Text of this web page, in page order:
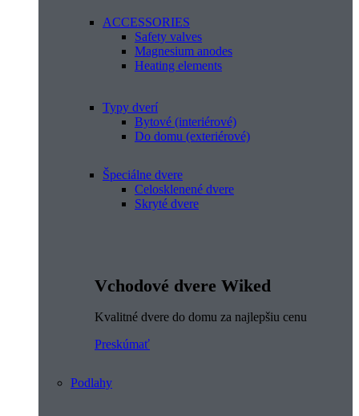
ACCESSORIES
Safety valves
Magnesium anodes
Heating elements
Typy dverí
Bytové (interiérové)
Do domu (exteriérové)
Špeciálne dvere
Celosklenené dvere
Skryté dvere
Vchodové dvere Wiked
Kvalitné dvere do domu za najlepšiu cenu
Preskúmať
Podlahy